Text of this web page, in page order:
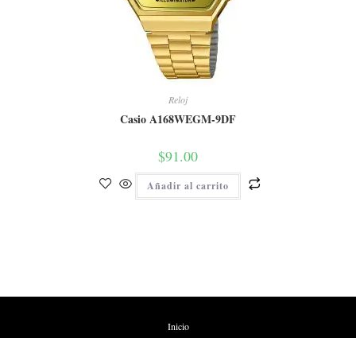
Reloj
Casio A168WEGM-9DF
$91.00
Añadir al carrito
Inicio